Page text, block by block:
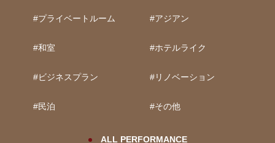
#プライベートルーム #アジアン
#和室 #ホテルライク
#ビジネスプラン #リノベーション
#民泊 #その他
ALL PERFORMANCE